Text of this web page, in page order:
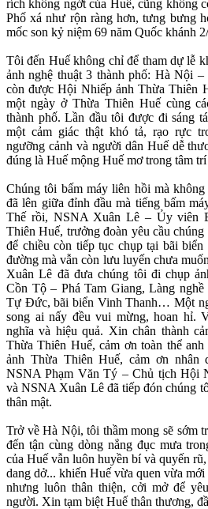
rích không ngớt của Huế, cũng không
Phố xá như rộn ràng hơn, tưng bưng
mốc son kỷ niệm 69 năm Quốc khánh
Tôi đến Huế không chỉ để tham dự lễ
ảnh nghệ thuật 3 thành phố: Hà Nội
còn được Hội Nhiếp ảnh Thừa Thiên
một ngày ở Thừa Thiên Huế cùng
thành phố. Lần đầu tôi được đi sáng
một cảm giác thật khó tả, rạo rực
ngưỡng cảnh và người dân Huế dễ
đúng là Huế mộng Huế mơ trong tâm
Chúng tôi bấm máy liên hồi mà
đã lên giữa đỉnh đầu mà tiếng bấm
Thế rồi, NSNA Xuân Lê – Ủy viên
Thiên Huế, trưởng đoàn yêu cầu
để chiều còn tiếp tục chụp tại bãi
đường mà vẫn còn lưu luyến chưa
Xuân Lê đã đưa chúng tôi đi chụp
Cồn Tộ – Phá Tam Giang, Làng
Tự Đức, bãi biển Vinh Thanh… Một
song ai nấy đều vui mừng, hoan hỉ.
nghĩa và hiệu quả. Xin chân thành
Thừa Thiên Huế, cảm ơn toàn thể
ảnh Thừa Thiên Huế, cảm ơn nhân
NSNA Phạm Văn Tý – Chủ tịch Hội
và NSNA Xuân Lê đã tiếp đón chúng
thân mật.
Trở về Hà Nội, tôi thầm mong sẽ sớm
đến tận cùng dòng nắng đục mưa
của Huế vẫn luôn huyền bí và quyến
dang dở... khiến Huế vừa quen vừa
nhưng luôn thân thiện, cởi mở để
người. Xin tạm biệt Huế thân thương,